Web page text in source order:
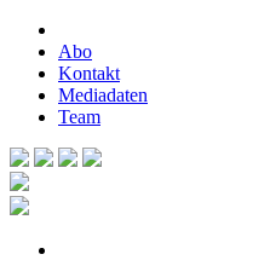
Abo
Kontakt
Mediadaten
Team